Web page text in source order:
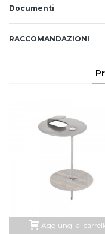
Documenti
RACCOMANDAZIONI
Aggiungi al